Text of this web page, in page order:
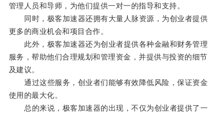
管理人员和导师，为他们提供一对一的指导和支持。
同时，极客加速器还拥有大量人脉资源，为创业者提供
更多的商业机会和项目合作。
此外，极客加速器还为创业者提供各种金融和财务管理
服务，帮助他们合理规划和管理资金，并提供与投资的细节
及建议。
通过这些服务，创业者们能够有效降低风险，保证资金
使用的最大化。
总的来说，极客加速器的出现，不仅为创业者提供了一